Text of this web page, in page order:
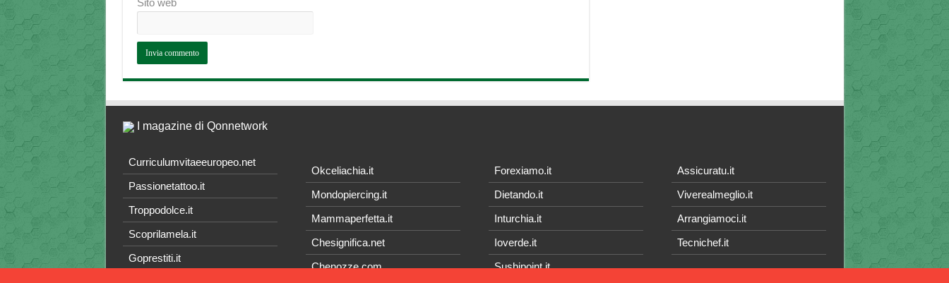
Sito web
I magazine di Qonnetwork
Curriculumvitaeeuropeo.net
Passionetattoo.it
Troppodolce.it
Scoprilamela.it
Goprestiti.it
Okceliachia.it
Mondopiercing.it
Mammaperfetta.it
Chesignifica.net
Chenozze.com
Forexiamo.it
Dietando.it
Inturchia.it
Ioverde.it
Sushipoint.it
Assicuratu.it
Viverealmeglio.it
Arrangiamoci.it
Tecnichef.it